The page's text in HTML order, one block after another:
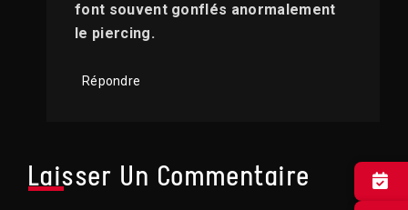
font souvent gonflés anormalement
le piercing.
Répondre
Laisser Un Commentaire